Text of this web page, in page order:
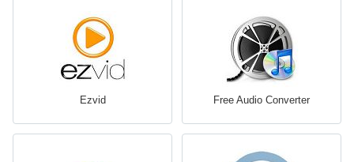
Ezvid Free Audio Converter